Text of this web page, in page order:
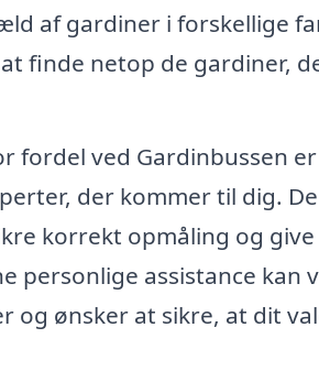
af gardiner i forskellige
finde netop de gardiner,
fordel ved Gardinbussen
der kommer til dig.
korrekt opmåling og give
personlige assistance kan
og ønsker at sikre, at dit